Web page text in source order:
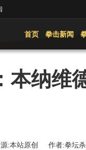
首页 拳击新闻
本纳维
源:本站原创 作者:拳